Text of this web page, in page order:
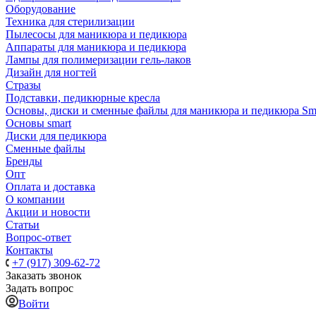
Оборудование
Техника для стерилизации
Пылесосы для маникюра и педикюра
Аппараты для маникюра и педикюра
Лампы для полимеризации гель-лаков
Дизайн для ногтей
Стразы
Подставки, педикюрные кресла
Основы, диски и сменные файлы для маникюра и педикюра
Основы smart
Диски для педикюра
Сменные файлы
Бренды
Опт
Оплата и доставка
О компании
Акции и новости
Статьи
Вопрос-ответ
Контакты
+7 (917) 309-62-72
Заказать звонок
Задать вопрос
Войти